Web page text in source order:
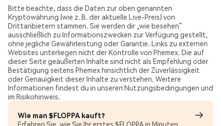
Bitte beachte, dass die Daten zur oben genannten
Kryptowährung (wie z. B. der aktuelle Live-Preis) von
Drittanbietern stammen. Sie werden dir „wie besehen“
ausschließlich zu Informationszwecken zur Verfügung gestellt,
ohne jegliche Gewährleistung oder Garantie. Links zu externen
Websites unterliegen nicht der Kontrolle von Phemex. Die auf
dieser Seite geäußerten Inhalte sind nicht als Empfehlung oder
Bestätigung seitens Phemex hinsichtlich der Zuverlässigkeit
oder Genauigkeit dieser Inhalte zu verstehen. Weitere
Informationen findest du in unseren Nutzungsbedingungen und
im Risikohinweis.
Wie man $FLOPPA kauft?
Erfahren Sie, wie Sie Ihr erstes $FLOPPA in Minuten